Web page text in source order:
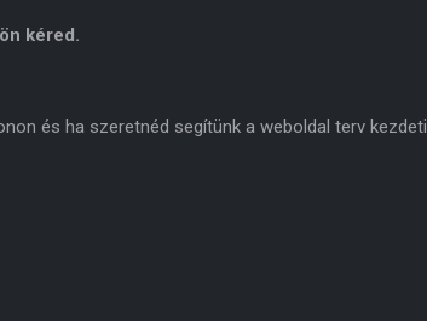
kéred.
és ha szeretnéd segítünk a weboldal terv kezdeti